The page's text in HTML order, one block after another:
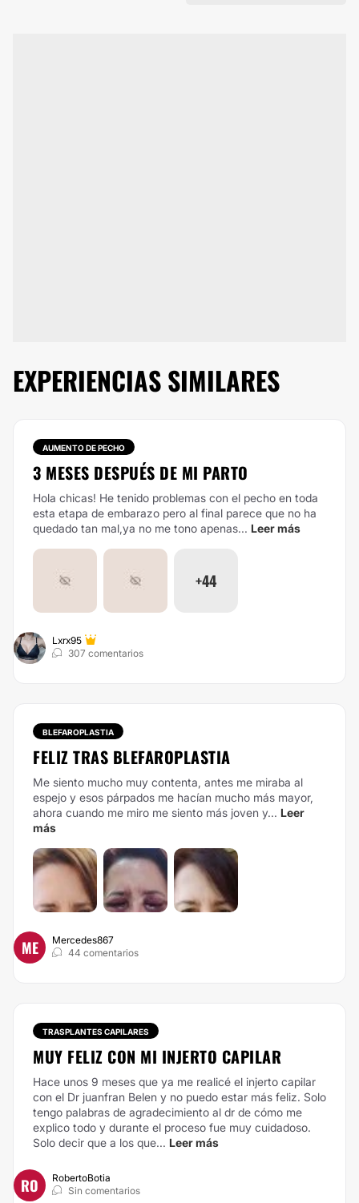
EXPERIENCIAS SIMILARES
AUMENTO DE PECHO
3 MESES DESPUÉS DE MI PARTO
Hola chicas! He tenido problemas con el pecho en toda
esta etapa de embarazo pero al final parece que no ha
quedado tan mal,ya no me tono apenas... Leer más
+44
Lxrx95
307 comentarios
BLEFAROPLASTIA
FELIZ TRAS BLEFAROPLASTIA
Me siento mucho muy contenta, antes me miraba al
espejo y esos párpados me hacían mucho más mayor,
ahora cuando me miro me siento más joven y... Leer
más
ME
Mercedes867
44 comentarios
TRASPLANTES CAPILARES
MUY FELIZ CON MI INJERTO CAPILAR
Hace unos 9 meses que ya me realicé el injerto capilar
con el Dr juanfran Belen y no puedo estar más feliz. Solo
tengo palabras de agradecimiento al dr de cómo me
explico todo y durante el proceso fue muy cuidadoso.
Solo decir que a los que... Leer más
RO
RobertoBotia
Sin comentarios